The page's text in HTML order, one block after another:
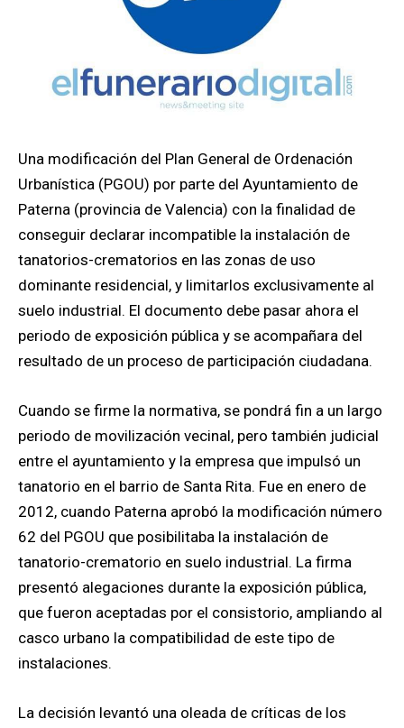
Una modificación del Plan General de Ordenación
Urbanística (PGOU) por parte del Ayuntamiento de
Paterna (provincia de Valencia) con la finalidad de
conseguir declarar incompatible la instalación de
tanatorios-crematorios en las zonas de uso
dominante residencial, y limitarlos exclusivamente al
suelo industrial. El documento debe pasar ahora el
periodo de exposición pública y se acompañara del
resultado de un proceso de participación ciudadana.
Cuando se firme la normativa, se pondrá fin a un largo
periodo de movilización vecinal, pero también judicial
entre el ayuntamiento y la empresa que impulsó un
tanatorio en el barrio de Santa Rita. Fue en enero de
2012, cuando Paterna aprobó la modificación número
62 del PGOU que posibilitaba la instalación de
tanatorio-crematorio en suelo industrial. La firma
presentó alegaciones durante la exposición pública,
que fueron aceptadas por el consistorio, ampliando al
casco urbano la compatibilidad de este tipo de
instalaciones.
La decisión levantó una oleada de críticas de los